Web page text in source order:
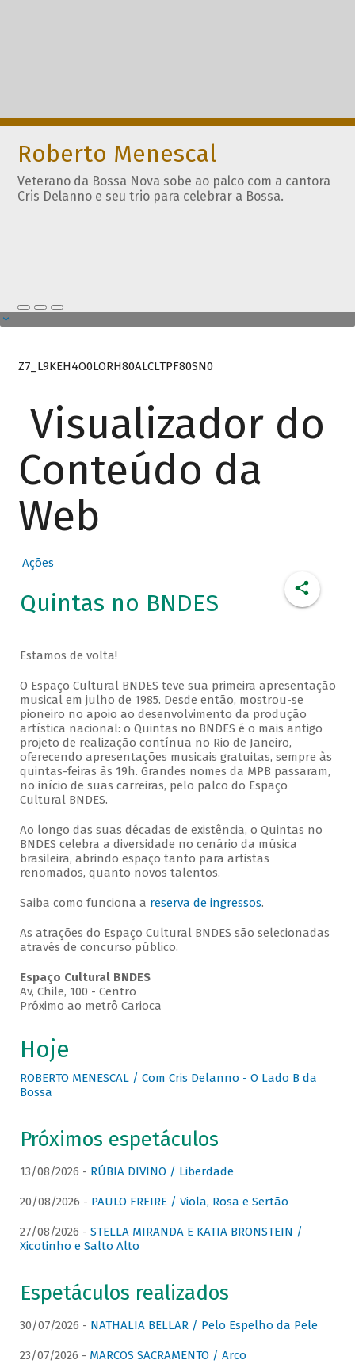
Roberto Menescal
Veterano da Bossa Nova sobe ao palco com a cantora
Cris Delanno e seu trio para celebrar a Bossa.
Z7_L9KEH4O0LORH80ALCLTPF80SN0
Visualizador do
Conteúdo da
Web
Ações
Quintas no BNDES
Estamos de volta!
O Espaço Cultural BNDES teve sua primeira apresentação
musical em julho de 1985. Desde então, mostrou-se
pioneiro no apoio ao desenvolvimento da produção
artística nacional: o Quintas no BNDES é o mais antigo
projeto de realização contínua no Rio de Janeiro,
oferecendo apresentações musicais gratuitas, sempre às
quintas-feiras às 19h. Grandes nomes da MPB passaram,
no início de suas carreiras, pelo palco do Espaço
Cultural BNDES.
Ao longo das suas décadas de existência, o Quintas no
BNDES celebra a diversidade no cenário da música
brasileira, abrindo espaço tanto para artistas
renomados, quanto novos talentos.
Saiba como funciona a reserva de ingressos.
As atrações do Espaço Cultural BNDES são selecionadas
através de concurso público.
Espaço Cultural BNDES
Av, Chile, 100 - Centro
Próximo ao metrô Carioca
Hoje
ROBERTO MENESCAL / Com Cris Delanno - O Lado B da
Bossa
Próximos espetáculos
13/08/2026 - RÚBIA DIVINO / Liberdade
20/08/2026 - PAULO FREIRE / Viola, Rosa e Sertão
27/08/2026 - STELLA MIRANDA E KATIA BRONSTEIN /
Xicotinho e Salto Alto
Espetáculos realizados
30/07/2026 - NATHALIA BELLAR / Pelo Espelho da Pele
23/07/2026 - MARCOS SACRAMENTO / Arco